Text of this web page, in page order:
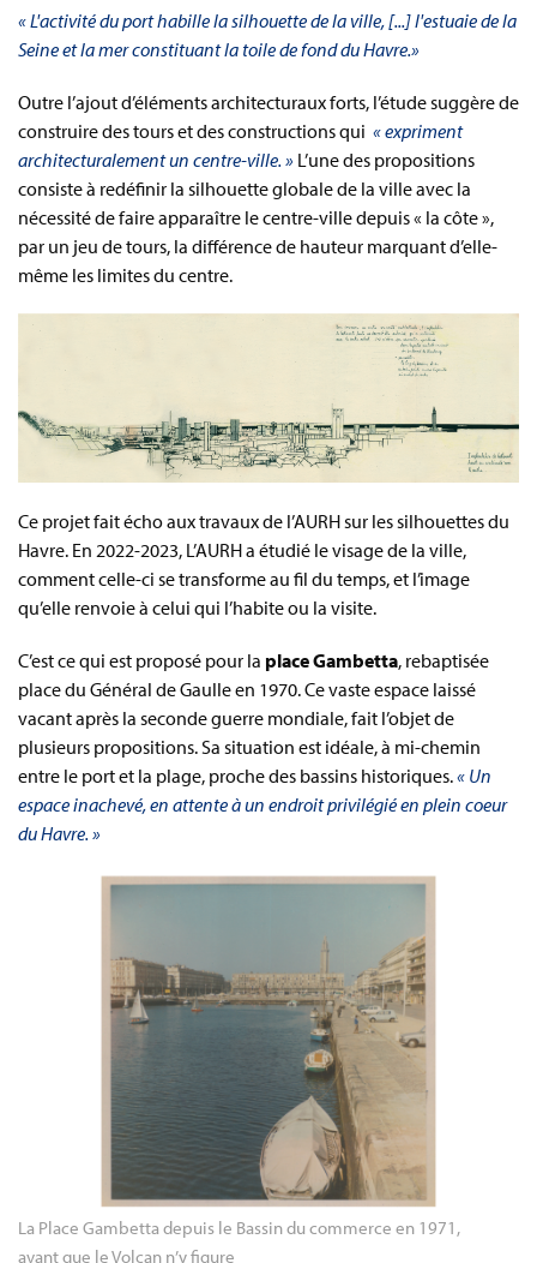
« L'activité du port habille la silhouette de la ville, [...] l'estuaie de la
Seine et la mer constituant la toile de fond du Havre.»
Outre l’ajout d’éléments architecturaux forts, l’étude suggère de
construire des tours et des constructions qui « expriment
architecturalement un centre-ville. » L’une des propositions
consiste à redéfinir la silhouette globale de la ville avec la
nécessité de faire apparaître le centre-ville depuis « la côte »,
par un jeu de tours, la différence de hauteur marquant d’elle-
même les limites du centre.
Ce projet fait écho aux travaux de l’AURH sur les silhouettes du
Havre. En 2022-2023, L’AURH a étudié le visage de la ville,
comment celle-ci se transforme au fil du temps, et l’image
qu’elle renvoie à celui qui l’habite ou la visite.
C’est ce qui est proposé pour la place Gambetta, rebaptisée
place du Général de Gaulle en 1970. Ce vaste espace laissé
vacant après la seconde guerre mondiale, fait l’objet de
plusieurs propositions. Sa situation est idéale, à mi-chemin
entre le port et la plage, proche des bassins historiques.« Un
espace inachevé, en attente à un endroit privilégié en plein coeur
du Havre. »
La Place Gambetta depuis le Bassin du commerce en 1971,
avant que le Volcan n’y figure